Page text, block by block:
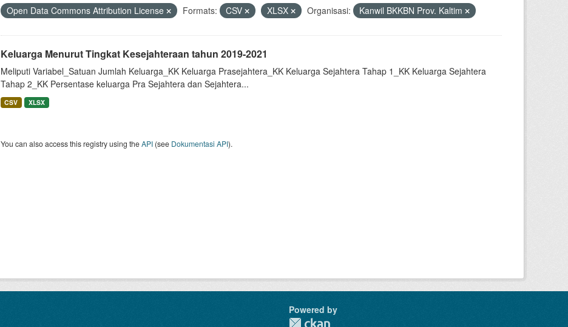
Open Data Commons Attribution License
Formats: CSV XLSX Organisasi: Kanwil BKKBN Prov. Kaltim
Keluarga Menurut Tingkat Kesejahteraan tahun 2019-2021
Meliputi Variabel_Satuan Jumlah Keluarga_KK Keluarga Prasejahtera_KK Keluarga Sejahtera Tahap 1_KK Keluarga Sejahtera
Tahap 2_KK Persentase keluarga Pra Sejahtera dan Sejahtera...
CSV XLSX
You can also access this registry using theAPI(see Dokumentasi API).
Powered by